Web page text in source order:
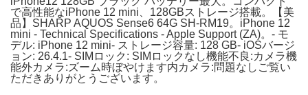
で高性能なiPhone 12 mini、128GBストレージ搭載。【美
品】SHARP AQUOS Sense6 64G SH-RM19。iPhone 12
mini - Technical Specifications - Apple Support (ZA)。- モ
デル: iPhone 12 mini- ストレージ容量: 128 GB- iOSバージ
ョン: 26.4.1- SIMロック: SIMロックなし機能不良:カメラ機
能外カメラ:ズーム時ぼやけます内カメラ:問題なしご覧い
ただきありがとうございます。